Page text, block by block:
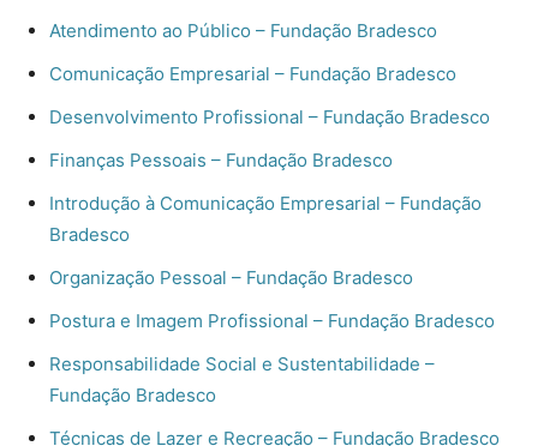
Atendimento ao Público – Fundação Bradesco
Comunicação Empresarial – Fundação Bradesco
Desenvolvimento Profissional – Fundação Bradesco
Finanças Pessoais – Fundação Bradesco
Introdução à Comunicação Empresarial – Fundação
Bradesco
Organização Pessoal – Fundação Bradesco
Postura e Imagem Profissional – Fundação Bradesco
Responsabilidade Social e Sustentabilidade –
Fundação Bradesco
Técnicas de Lazer e Recreação – Fundação Bradesco